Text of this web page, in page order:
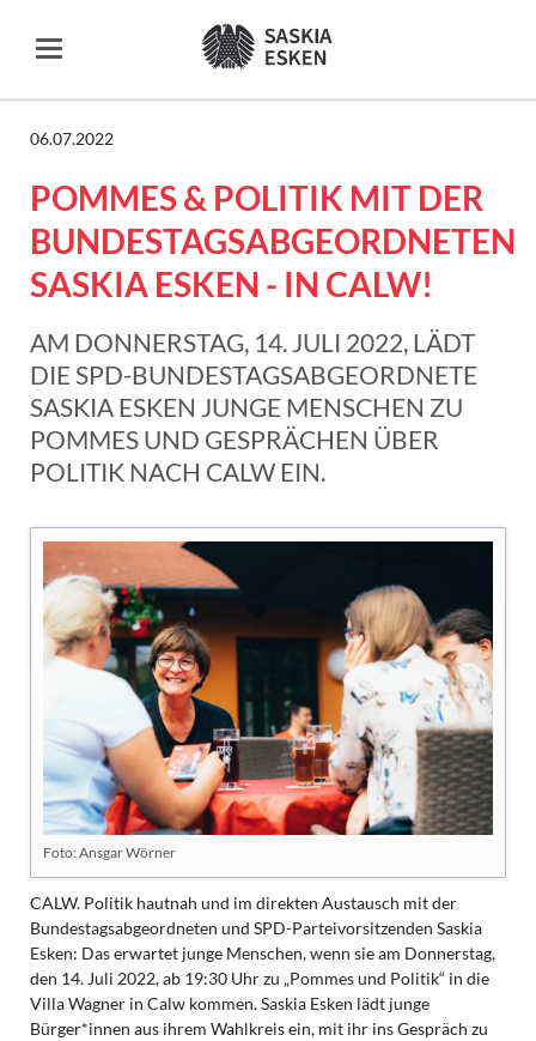
06.07.2022
POMMES & POLITIK MIT DER
BUNDESTAGSABGEORDNETEN
SASKIA ESKEN - IN CALW!
AM DONNERSTAG, 14. JULI 2022, LÄDT
DIE SPD-BUNDESTAGSABGEORDNETE
SASKIA ESKEN JUNGE MENSCHEN ZU
POMMES UND GESPRÄCHEN ÜBER
POLITIK NACH CALW EIN.
Foto: Ansgar Wörner
CALW. Politik hautnah und im direkten Austausch mit der
Bundestagsabgeordneten und SPD-Parteivorsitzenden Saskia
Esken: Das erwartet junge Menschen, wenn sie am Donnerstag,
den 14. Juli 2022, ab 19:30 Uhr zu „Pommes und Politik“ in die
Villa Wagner in Calw kommen. Saskia Esken lädt junge
Bürger*innen aus ihrem Wahlkreis ein, mit ihr ins Gespräch zu